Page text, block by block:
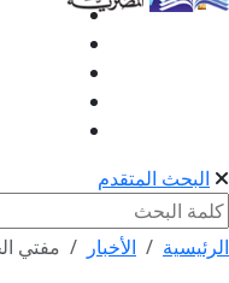
البحث المتقدم
الرئيسية الأخبار
مفتي